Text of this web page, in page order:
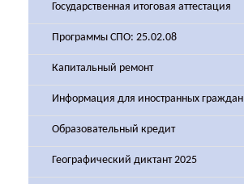
Государственная итоговая аттестация
Программы СПО: 25.02.08
Капитальный ремонт
Информация для иностранных граждан
Образовательный кредит
Географический диктант 2025